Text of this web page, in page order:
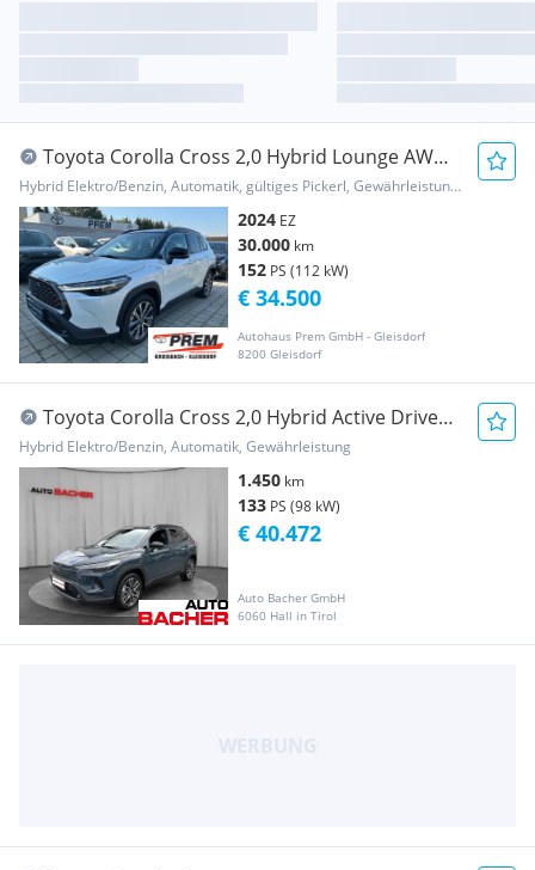
Toyota Corolla Cross 2,0 Hybrid Lounge AWD /
AHV / Ver...
Hybrid Elektro/Benzin, Automatik, gültiges Pickerl, Gewährleistung, Garantie
2024 EZ
30.000 km
152 PS (112 kW)
Autohaus Prem GmbH - Gleisdorf
8200 Gleisdorf
€ 34.500
Toyota Corolla Cross 2,0 Hybrid Active Drive
2WD
Hybrid Elektro/Benzin, Automatik, Gewährleistung
1.450 km
133 PS (98 kW)
Auto Bacher GmbH
6060 Hall in Tirol
€ 40.472